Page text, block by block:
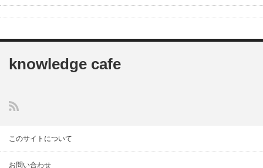
knowledge cafe
このサイトについて
お問い合わせ